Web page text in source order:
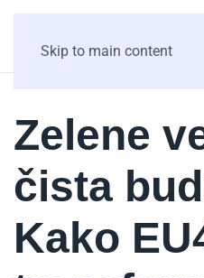
Skip to main content
Zelene
čista
Kako